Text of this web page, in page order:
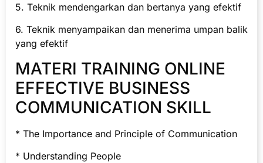
5. Teknik mendengarkan dan bertanya yang efektif
6. Teknik menyampaikan dan menerima umpan balik
yang efektif
MATERI TRAINING ONLINE
EFFECTIVE BUSINESS
COMMUNICATION SKILL
* The Importance and Principle of Communication
* Understanding People